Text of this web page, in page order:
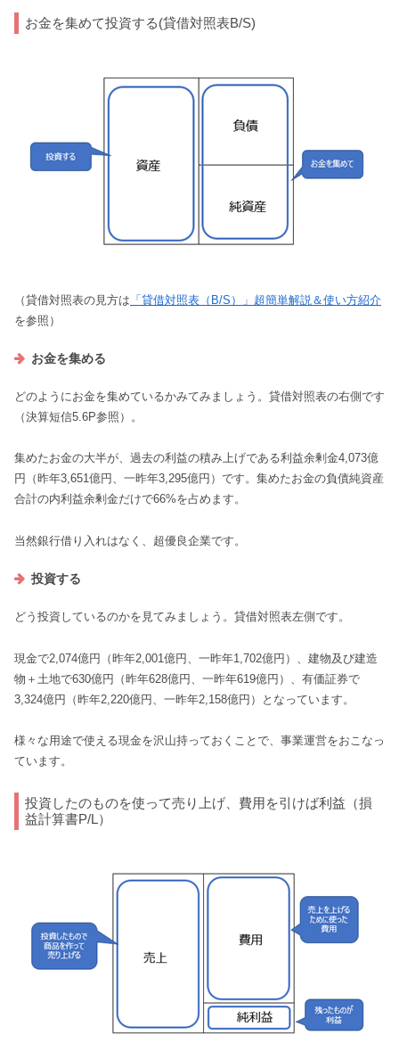
お金を集めて投資する(貸借対照表B/S)
（貸借対照表の見方は 「貸借対照表（B/S）」超簡単解説＆使い方紹介
を参照）
お金を集める
どのようにお金を集めているかみてみましょう。貸借対照表の右側です
（決算短信5.6P参照）。
集めたお金の大半が、過去の利益の積み上げである利益余剰金4,073億
円（昨年3,651億円、一昨年3,295億円）です。集めたお金の負債純資産
合計の内利益余剰金だけで66%を占めます。
当然銀行借り入れはなく、超優良企業です。
投資する
どう投資しているのかを見てみましょう。貸借対照表左側です。
現金で2,074億円（昨年2,001億円、一昨年1,702億円）、建物及び建造
物＋土地で630億円（昨年628億円、一昨年619億円）、有価証券で
3,324億円（昨年2,220億円、一昨年2,158億円）となっています。
様々な用途で使える現金を沢山持っておくことで、事業運営をおこなっ
ています。
投資したのものを使って売り上げ、費用を引けば利益（損
益計算書P/L）